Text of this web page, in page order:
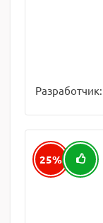
Разработчик:
25%